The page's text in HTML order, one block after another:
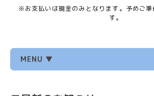
※お支払いは現金のみとなります。予めご準
す。
MENU ▼